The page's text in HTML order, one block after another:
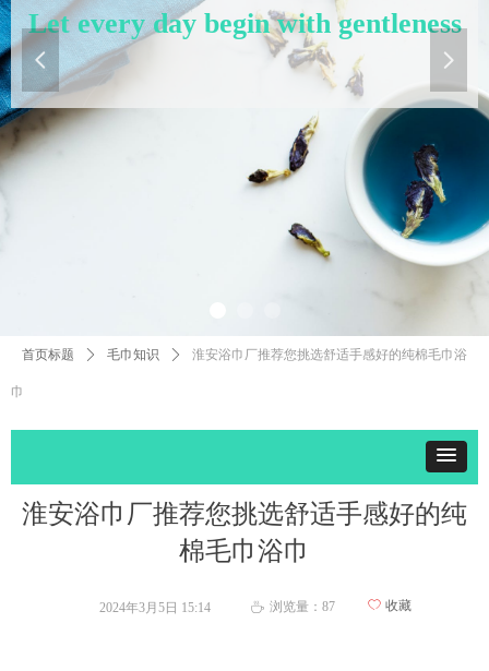
Let every day begin with gentleness
넳 넲
淮安浴巾厂推荐您挑选舒适手感好的纯
棉毛巾浴巾
首页标题 ꄲ 毛巾知识 ꄲ 淮安浴巾厂推荐您挑选舒适手感好的纯棉毛巾浴
巾
2024年3月5日 15:14 ꄘ 浏览量： 87 ꄀ 收藏